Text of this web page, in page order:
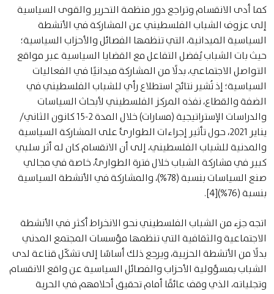
كما أدى الانقسام وتراجع دور منظمة التحرير والقوى السياسية
إلى عزوف الشباب الفلسطيني عن المشاركة في الأنشطة
السياسية الميدانية، التي تنظمها الفصائل والأحزاب السياسية؛
حيث بات الشباب يُفضل التفاعل مع القضايا السياسية عبر مواقع
التواصل الاجتماعي، بدلًا من المشاركة ميدانيًا في الفعاليات
السياسية؛ إذ تُشير نتائج استطلاع رأي للشباب الفلسطيني في
الضفة والقطاع، نفذه المركز الفلسطيني لأبحاث السياسات
والدراسات الإستراتيجية (مسارات) خلال المدة 2-15 كانون الثاني/
يناير 2021، حول تأثير إجراءات الطوارئ على المشاركة السياسية
والمدنية للشباب الفلسطيني، إلى أن الانقسام كان له أثر سلبي
كبير في مشاركة الشباب خلال فترة الطوارئ، خاصة في مجالي
صنع السياسات بنسبة (78%)، والمشاركة في الأنشطة السياسية
بنسبة (76%)[4].
اتجه جزء من الشباب الفلسطيني نحو الانخراط أكثر في الأنشطة
الاجتماعية والثقافية التي تنظمها مؤسسات المجتمع المدني
بدلًا من الأنشطة الحزبية، ويرجع ذلك أساسًا إلى تشكّل قناعة لدى
الشباب بمسؤولية الأحزاب والفصائل السياسية عن واقع الانقسام
وتجلياته، الذي وقف عائقًا أمام تحقيق أحلامهم في الحرية